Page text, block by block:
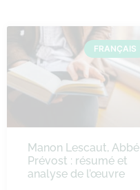
FRANÇAIS
Manon Lescaut, Abbé
Prévost : résumé et
analyse de l’œuvre